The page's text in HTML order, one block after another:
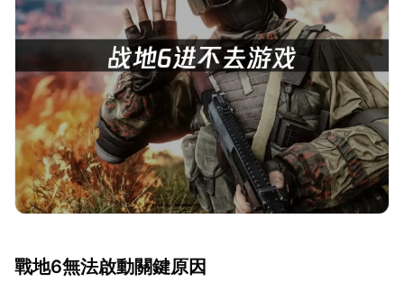
戰地6無法啟動關鍵原因